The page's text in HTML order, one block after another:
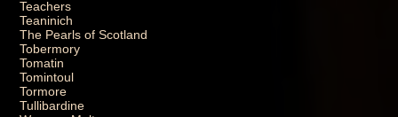
Teachers
Teaninich
The Pearls of Scotland
Tobermory
Tomatin
Tomintoul
Tormore
Tullibardine